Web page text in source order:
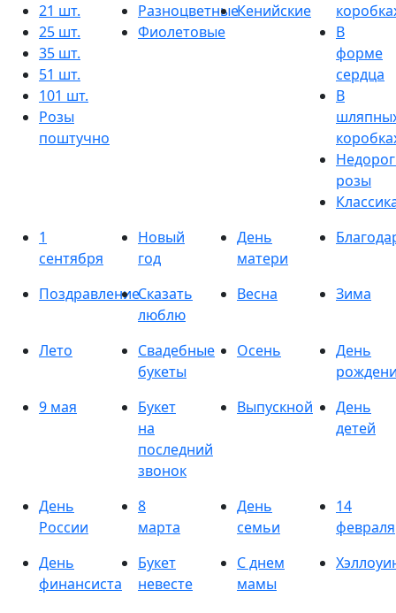
21 шт.
25 шт.
35 шт.
51 шт.
101 шт.
Розы
поштучно
Разноцветные
Фиолетовые
Кенийские
В
форме
сердца
В
розы
1
сентября
Новый
год
День
матери
ПоздравлениеСказать
люблю
Весна Зима
Лето
Свадебные
букеты
Осень
День
9 мая
Букет
на
последний
звонок
Выпускной
День
детей
День
России
8
марта
День
семьи
14
февраля
День
финансиста
Букет
невесте
С днем
мамы